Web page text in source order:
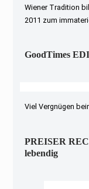
Wiener Tradition
2011 zum
GoodTimes
Viel Vergnügen
PREISER
lebendig